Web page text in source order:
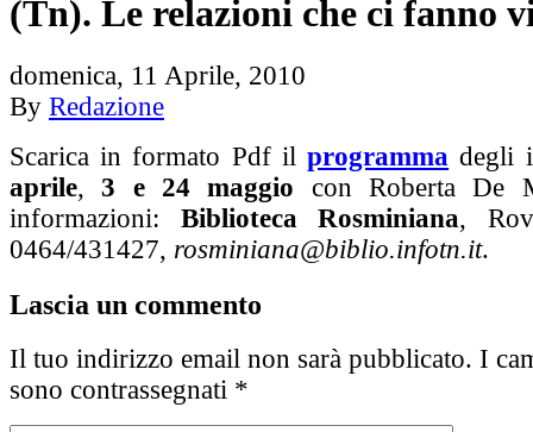
(Tn). Le relazioni che ci fanno
domenica, 11 Aprile, 2010
By Redazione
Scarica in formato Pdf ilprogramma degli
aprile,3 e 24 maggio con Roberta De
informazioni: Biblioteca Rosminiana,
0464/431427, rosminiana@biblio.infotn.it.
Lascia un commento
Il tuo indirizzo email non sarà pubblicato. I
sono contrassegnati *